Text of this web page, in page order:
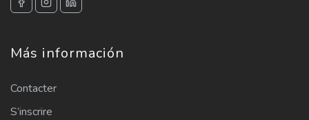
Más información
Contacter
S’inscrire